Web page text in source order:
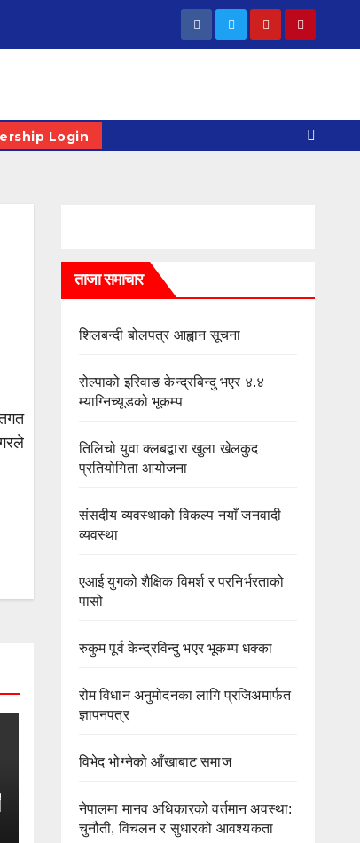
Login
ताजा समाचार
शिलबन्दी बोलपत्र आह्वान सूचना
रोल्पाको इरिवाङ केन्द्रबिन्दु भएर ४.४
म्याग्निच्यूडको भूकम्प
तिलिचो युवा क्लबद्वारा खुला खेलकुद
प्रतियोगिता आयोजना
संसदीय व्यवस्थाको विकल्प नयाँ जनवादी
व्यवस्था
एआई युगको शैक्षिक विमर्श र परनिर्भरताको
पासो
रुकुम पूर्व केन्द्रविन्दु भएर भूकम्प धक्का
रोम विधान अनुमोदनका लागि प्रजिअमार्फत
ज्ञापनपत्र
विभेद भोग्नेको आँखाबाट समाज
नेपालमा मानव अधिकारको वर्तमान अवस्था:
चुनौती, विचलन र सुधारको आवश्यकता